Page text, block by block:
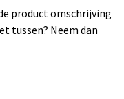
product omschrijving
tussen? Neem dan